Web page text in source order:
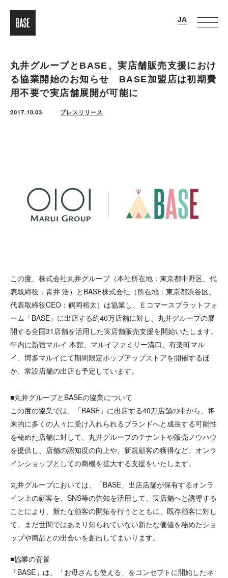
丸井グループとBASE、実店舗販売支援におけ
る協業開始のお知らせ BASE加盟店は初期費
用不要で実店舗展開が可能に
2017.10.03 プレスリリース
この度、株式会社丸井グループ（本社所在地：東京都中野区、代
表取締役：青井 浩）とBASE株式会社（所在地：東京都渋谷区、
代表取締役CEO：鶴岡裕太）は協業し、Ｅコマースプラットフォ
ーム「BASE」に出店する約40万店舗に対し、丸井グループの展
開する全国31店舗を活用した実店舗販売支援を開始いたします。
年内に新宿マルイ 本館、マルイファミリー溝口、有楽町マル
イ、博多マルイにて期間限定ポップアップストアを開催するほ
か、常設店舗の出店も予定しています。
■丸井グループとBASEの協業について
この度の協業では、「BASE」に出店する40万店舗の中から、将
来的に多くの人々に受け入れられるブランドへと成長する可能性
を秘めた店舗に対して、丸井グループのテナントや販売ノウハウ
を提供し、店舗の認知度の向上や、新規顧客の獲得など、オンラ
インショップとしての商機を拡大する支援をいたします。
丸井グループにおいては、「BASE」出店店舗が保有するオンラ
イン上の顧客を、SNS等の告知を活用して、実店舗へと誘導する
ことにより、新たな顧客の開拓を行うとともに、既存顧客に対し
て、まだ世間ではあまり知られていない新たな価値を秘めたショ
ップや商品との出会いを創出してまいります。
■協業の背景
「BASE」は、「お母さんも使える」をコンセプトに開始したネ